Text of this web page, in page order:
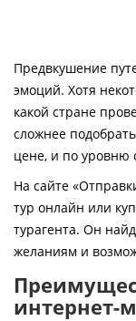
Страны
Как купить
Контакты
Предвкушение
эмоций. Хотя
какой стране
сложнее
цене, и по уровню
На сайте
тур онлайн или
турагента. Он
желаниям и
интернет-